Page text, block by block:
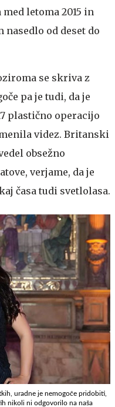
letoma 2015 in
nasedlo od deset do
se skriva z
pa je tudi, da je
plastično operacijo
videz. Britanski
obsežno
verjame, da je
časa tudi svetlolasa.
uradne je nemogoče pridobiti,
nikoli ni odgovorilo na naša